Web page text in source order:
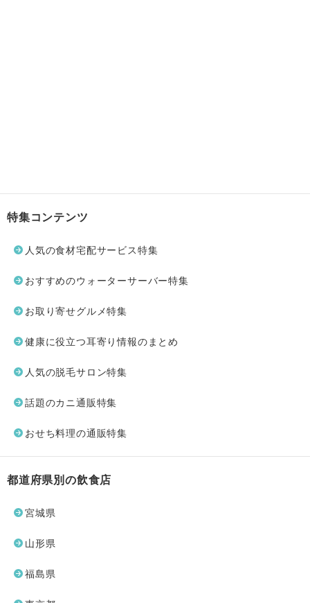
特集コンテンツ
人気の食材宅配サービス特集
おすすめのウォーターサーバー特集
お取り寄せグルメ特集
健康に役立つ耳寄り情報のまとめ
人気の脱毛サロン特集
話題のカニ通販特集
おせち料理の通販特集
都道府県別の飲食店
宮城県
山形県
福島県